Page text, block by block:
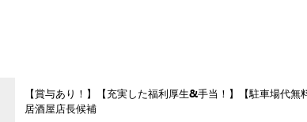
【賞与あり！】【充実した福利厚生&手当！】【駐車場代
居酒屋店長候補